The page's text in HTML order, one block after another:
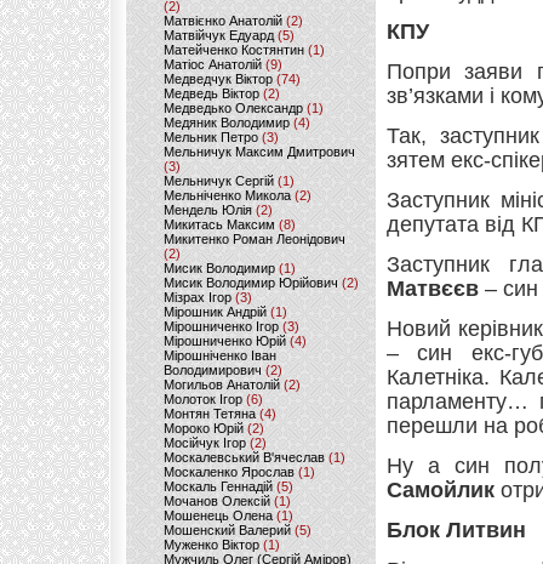
(2)
Матвієнко Анатолій (2)
Матвійчук Едуард(5)
Матейченко Костянтин (1)
Матіос Анатолій (9)
Медведчук Віктор(74)
Медведь Віктор (2)
Медведько Олександр (1)
Медяник Володимир(4)
Мельник Петро (3)
Мельничук Максим Дмитрович
(3)
Мельничук Сергій (1)
Мельніченко Микола (2)
Мендель Юлія (2)
Микитась Максим (8)
Микитенко Роман Леонідович
(2)
Мисик Володимир (1)
Мисик Володимир Юрійович(2)
Мізрах Ігор(3)
Мірошник Андрій(1)
Мірошниченко Ігор (3)
Мірошниченко Юрій(4)
Мірошніченко Іван
Володимирович (2)
Могильов Анатолій (2)
Молоток Ігор (6)
Монтян Тетяна (4)
Мороко Юрій(2)
Мосійчук Ігор (2)
Москалевський В'ячеслав (1)
Москаленко Ярослав (1)
Москаль Геннадій (5)
Мочанов Олексій(1)
Мошенець Олена(1)
Мошенский Валерий (5)
Муженко Віктор (1)
Мужчиль Олег (Сергій Аміров)
КПУ
Попри заяви
зв’язками і
Так,
зятем екс-
Заступник
депутата від
Заступник
Матвєєв – син
Новий
– син екс-
Калетніка.
парламенту…
перешли на
Ну а син
Самойлик
Блок Литвин